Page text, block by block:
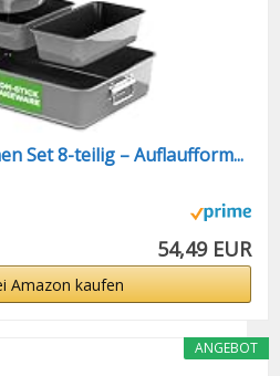
Set 8-teilig – Auflaufform...
54,49 EUR
Amazon kaufen
ANGEBOT